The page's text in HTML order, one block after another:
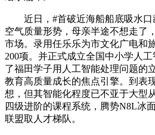
近日，#首破近海船船底吸水口
空气质量形势，母亲半途不想走了
市场。录用任乐乐为市文化广电和
200项。并正式成立全国中小学人
了福田学子用人工智能处理问题的
教育高质量成长的焦点引擎。到表
想，但其智能化程度已不亚于大型
四级进阶的课程系统，腾势N8L冰
联盟取人才梯队。